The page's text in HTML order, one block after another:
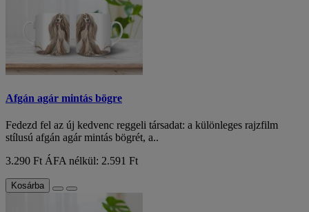
Afgán agár mintás bögre
Fedezd fel az új kedvenc reggeli társadat: a különleges rajzfilm
stílusú afgán agár mintás bögrét, a..
3.290 FtÁFA nélkül: 2.591 Ft
Kosárba